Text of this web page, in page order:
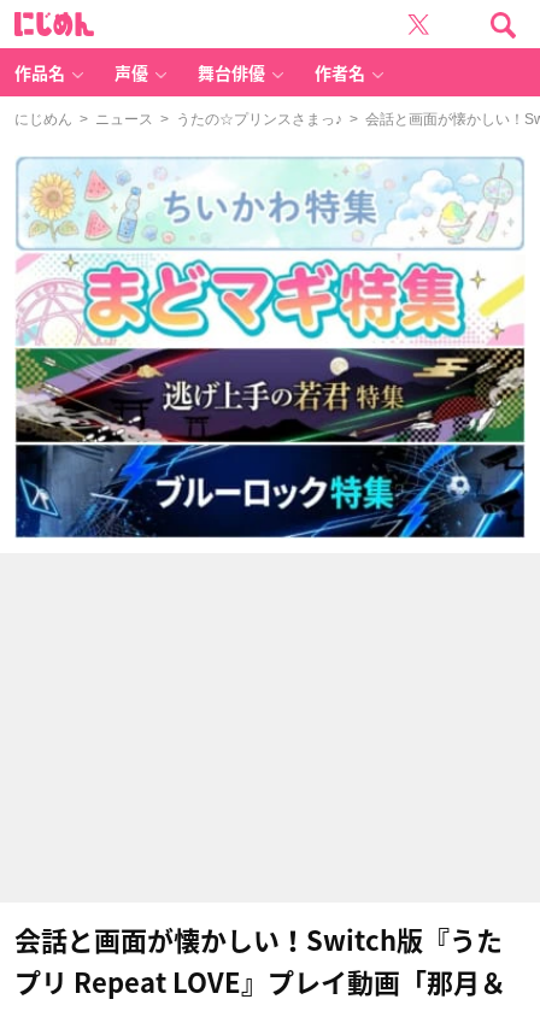
作品名 声優 舞台俳優 作者名
にじめん > ニュース > うたの☆プリンスさまっ♪ > 会話と画面が懐かしい！
会話と画面が懐かしい！Switch版『うた
プリ Repeat LOVE』プレイ動画「那月＆